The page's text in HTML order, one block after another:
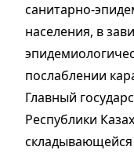
санитарно-
населения, в
послаблении
Главный
Республики